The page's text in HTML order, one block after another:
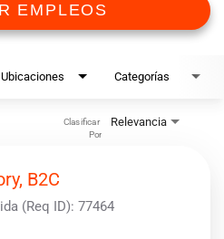
EMPLEOS
Ubicaciones Categorías
Relevancia
Clasificar
Por
B2C
(Req ID): 77464